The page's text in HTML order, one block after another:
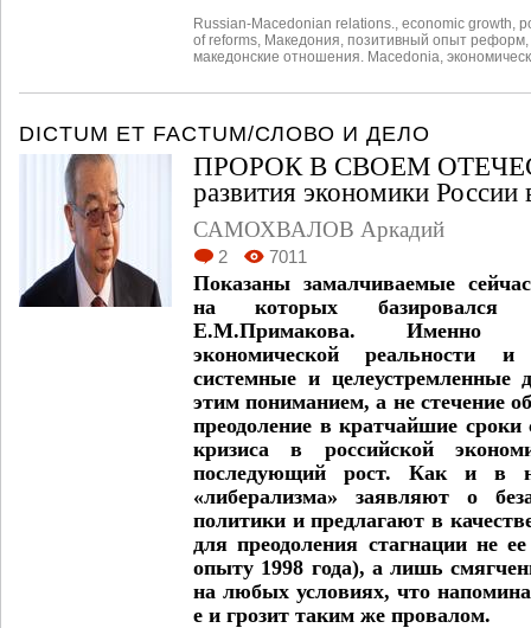
Russian-Macedonian relations. economic growth
of reforms Македония позитивный опыт реформ
македонские отношения. Macedonia
DICTUM ET FACTUM/СЛОВО И ДЕЛО
ПРОРОК В СВОЕМ
развития экономики
САМОХВАЛОВ Аркадий
2 7011
Показаны замалчиваемые
на которых базировался
Е.М.Примакова. Именно
экономической реальности и
системные и целеустремленные
этим пониманием, а не стечение
преодоление в кратчайшие сроки
кризиса в российской
последующий рост.
Как и в
«либерализма» заявляют о
политики и предлагают в
для преодоления стагнации не
опыту 1998 года), а лишь
на любых условиях, что
е и грозит таким же провалом.